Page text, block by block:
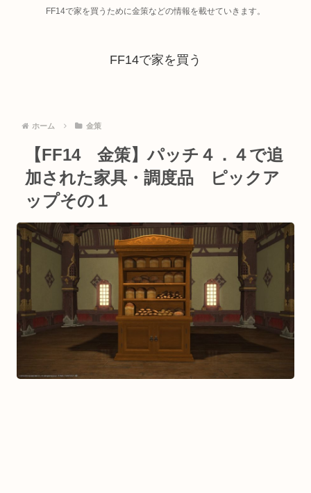
FF14で家を買うために金策などの情報を載せていきます。
FF14で家を買う
ホーム 金策
【FF14 金策】パッチ４．４で追
加された家具・調度品 ピックア
ップその１